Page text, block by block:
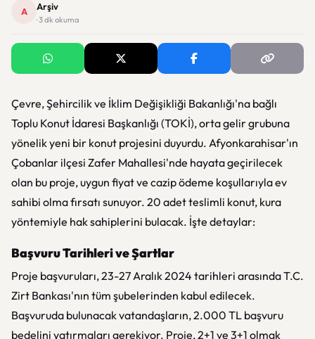
A Arşiv
· 3 dk okuma
Çevre, Şehircilik ve İklim Değişikliği Bakanlığı'na bağlı
Toplu Konut İdaresi Başkanlığı (TOKİ), orta gelir grubuna
yönelik yeni bir konut projesini duyurdu. Afyonkarahisar'ın
Çobanlar ilçesi Zafer Mahallesi'nde hayata geçirilecek
olan bu proje, uygun fiyat ve cazip ödeme koşullarıyla ev
sahibi olma fırsatı sunuyor. 20 adet teslimli konut, kura
yöntemiyle hak sahiplerini bulacak. İşte detaylar:
Başvuru Tarihleri ve Şartlar
Proje başvuruları, 23-27 Aralık 2024 tarihleri arasında T.C.
Zirt Bankası'nın tüm şubelerinden kabul edilecek.
Başvuruda bulunacak vatandaşların, 2.000 TL başvuru
bedelini yatırmaları gerekiyor. Proje, 2+1 ve 3+1 olmak